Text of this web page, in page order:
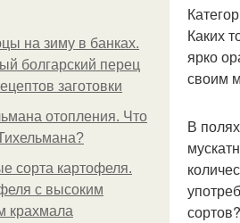
на зиму в банках.
болгарский перец
заготовки
отопления. Что
сорта картофеля.
с высоким
крахмала
Каких
ярко
своим
В
сортов?